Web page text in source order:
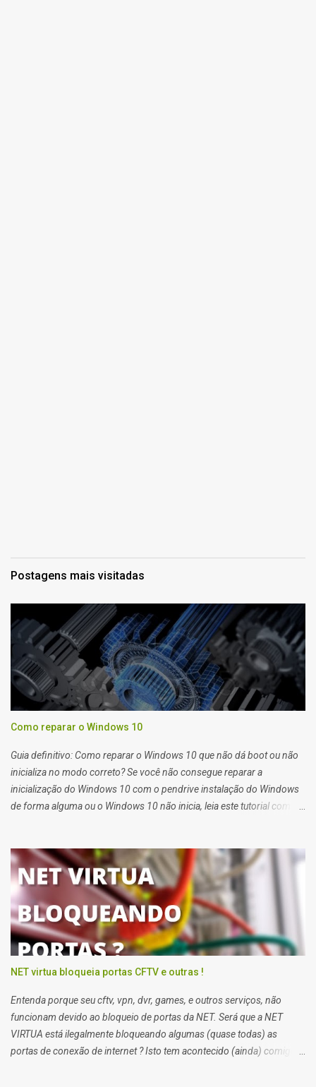
Postagens mais visitadas
Como reparar o Windows 10
Guia definitivo: Como reparar o Windows 10 que não dá boot ou não
inicializa no modo correto? Se você não consegue reparar a
inicialização do Windows 10 com o pendrive instalação do Windows
de forma alguma ou o Windows 10 não inicia, leia este tutorial com
usar o pendrive de instalação do sistema ou o reparo de inicialização
do Windows 10.
NET virtua bloqueia portas CFTV e outras !
Entenda porque seu cftv, vpn, dvr, games, e outros serviços, não
funcionam devido ao bloqueio de portas da NET. Será que a NET
VIRTUA está ilegalmente bloqueando algumas (quase todas) as
portas de conexão de internet ? Isto tem acontecido (ainda) comigo